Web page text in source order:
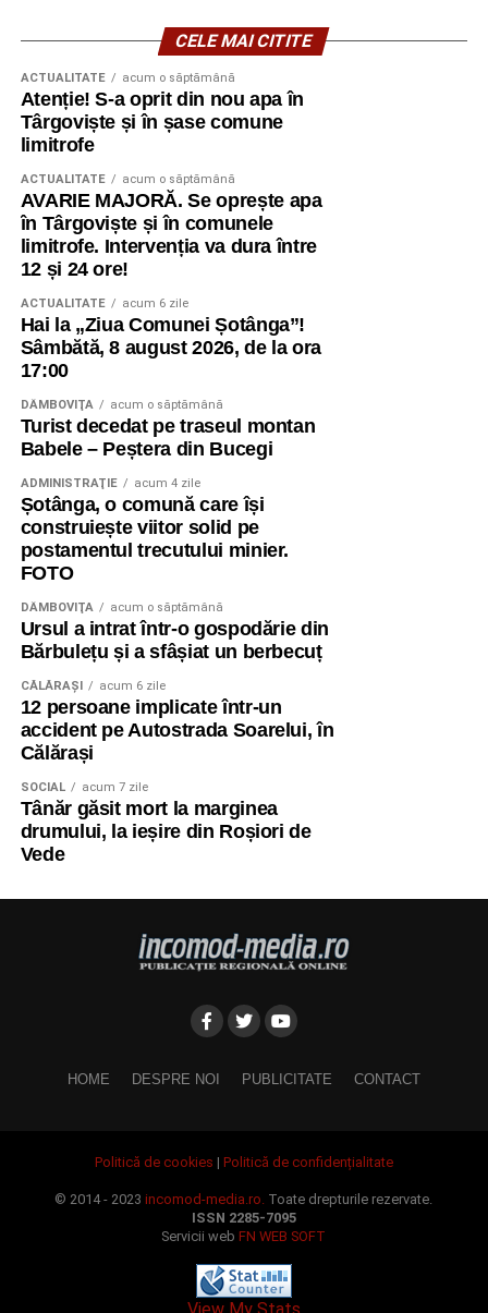
CELE MAI CITITE
ACTUALITATE acum o săptămână
Atenție! S-a oprit din nou apa în
Târgoviște și în șase comune
limitrofe
ACTUALITATE acum o săptămână
AVARIE MAJORĂ. Se oprește apa
în Târgoviște și în comunele
limitrofe. Intervenția va dura între
12 și 24 ore!
ACTUALITATE acum 6 zile
Hai la „Ziua Comunei Șotânga”!
Sâmbătă, 8 august 2026, de la ora
17:00
DÂMBOVIŢA acum o săptămână
Turist decedat pe traseul montan
Babele – Peștera din Bucegi
ADMINISTRAŢIE acum 4 zile
Șotânga, o comună care își
construiește viitor solid pe
postamentul trecutului minier.
FOTO
DÂMBOVIŢA acum o săptămână
Ursul a intrat într-o gospodărie din
Bărbulețu și a sfâșiat un berbecuț
CĂLĂRAŞI acum 6 zile
12 persoane implicate într-un
accident pe Autostrada Soarelui, în
Călărași
SOCIAL acum 7 zile
Tânăr găsit mort la marginea
drumului, la ieșire din Roșiori de
Vede
HOME DESPRE NOI PUBLICITATE CONTACT
Politică de cookies | Politică de confidențialitate
© 2014 - 2023incomod-media.ro. Toate drepturile rezervate.
ISSN 2285-7095
Servicii webFN WEB SOFT